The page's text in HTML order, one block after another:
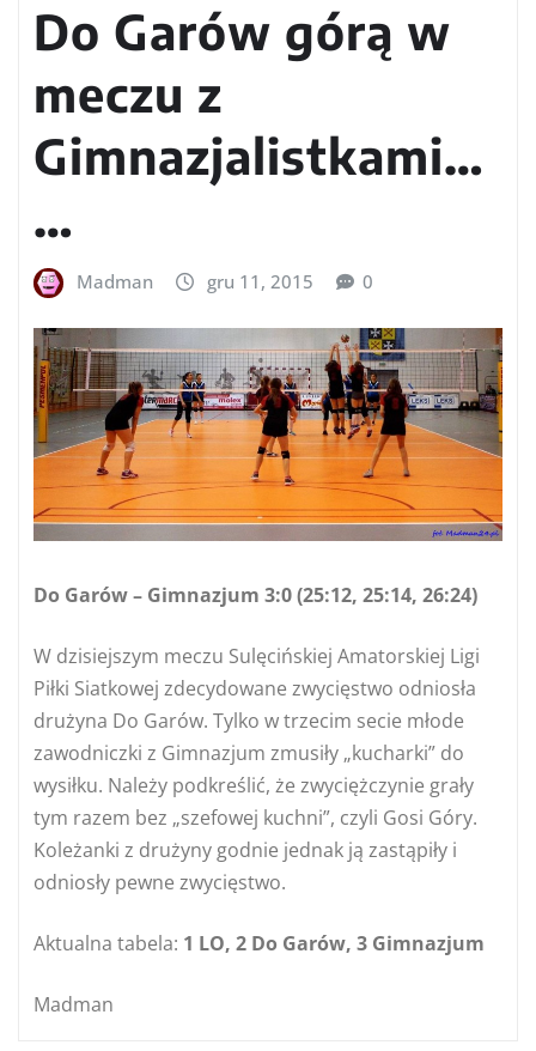
Do Garów górą w
meczu z
Gimnazjalistkami…
…
Madman gru 11, 2015 0
Do Garów – Gimnazjum 3:0 (25:12, 25:14, 26:24)
W dzisiejszym meczu Sulęcińskiej Amatorskiej Ligi
Piłki Siatkowej zdecydowane zwycięstwo odniosła
drużyna Do Garów. Tylko w trzecim secie młode
zawodniczki z Gimnazjum zmusiły „kucharki” do
wysiłku. Należy podkreślić, że zwyciężczynie grały
tym razem bez „szefowej kuchni”, czyli Gosi Góry.
Koleżanki z drużyny godnie jednak ją zastąpiły i
odniosły pewne zwycięstwo.
Aktualna tabela: 1 LO, 2 Do Garów, 3 Gimnazjum
Madman